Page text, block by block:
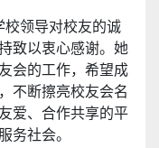
领导对校友的诚
致以衷心感谢。她
会的工作，希望成
不断擦亮校友会名
爱、合作共享的平
务社会。